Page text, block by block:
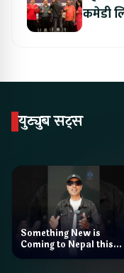
कमेडी
युट्युब सट्स
Something New is
Coming to Nepal this
NAIMA Mobility Expo